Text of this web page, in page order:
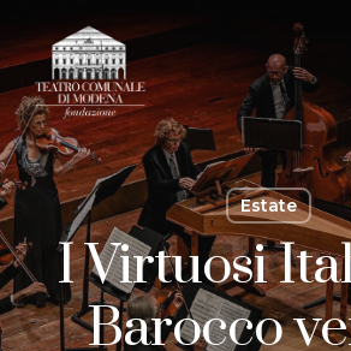
to
main
content
Estate
I Virtuosi
Barocco